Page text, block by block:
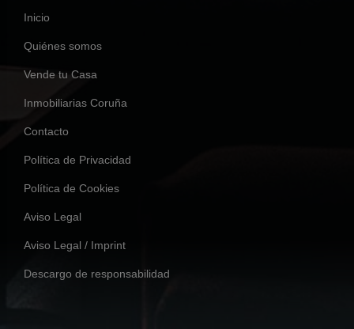
Inicio
Quiénes somos
Vende tu Casa
Inmobiliarias Coruña
Contacto
Política de Privacidad
Política de Cookies
Aviso Legal
Aviso Legal / Imprint
Descargo de responsabilidad